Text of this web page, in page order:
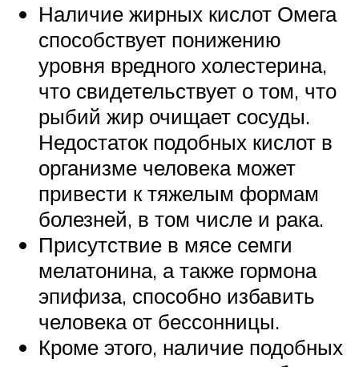
Наличие жирных кислот Омега
способствует понижению
уровня вредного холестерина,
что свидетельствует о том, что
рыбий жир очищает сосуды.
Недостаток подобных кислот в
организме человека может
привести к тяжелым формам
болезней, в том числе и рака.
Присутствие в мясе семги
мелатонина, а также гормона
эпифиза, способно избавить
человека от бессонницы.
Кроме этого, наличие подобных